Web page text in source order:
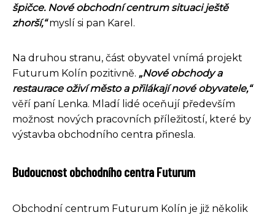
špičce. Nové obchodní centrum situaci ještě
zhorší,“myslí si pan Karel.
Na druhou stranu, část obyvatel vnímá projekt
Futurum Kolín pozitivně. „Nové obchody a
restaurace oživí město a přilákají nové obyvatele,“
věří paní Lenka. Mladí lidé oceňují především
možnost nových pracovních příležitostí, které by
výstavba obchodního centra přinesla.
Budoucnost obchodního centra Futurum
Obchodní centrum Futurum Kolín je již několik